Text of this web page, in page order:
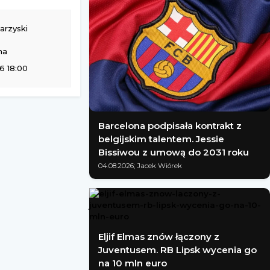
18:00
Barcelona podpisała kontrakt z
belgijskim talentem. Jessie
Bissiwou z umową do 2031 roku
04.08.2026; Jacek Wiórek
Eljif Elmas znów łączony z
Juventusem. RB Lipsk wycenia go
na 10 mln euro